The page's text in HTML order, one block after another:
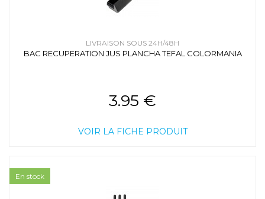
LIVRAISON SOUS 24H/48H
BAC RECUPERATION JUS PLANCHA TEFAL COLORMANIA
3.95 €
VOIR LA FICHE PRODUIT
En stock